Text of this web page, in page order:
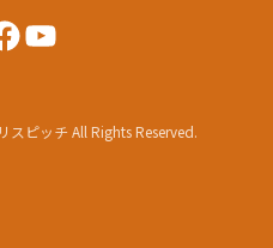
YouTube
ピッチ All Rights Reserved.